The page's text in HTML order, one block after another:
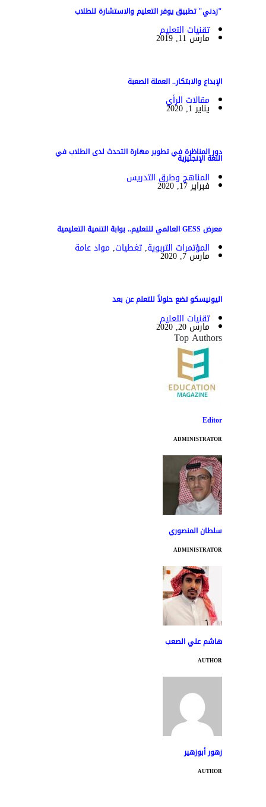
"زدني" تطبيق يوفر التعليم والاستشارة للطلاب
تقنيات التعليم
مارس 11, 2019
الإبداع والابتكار.. العملة الصعبة
مقالات الرأي
يناير 1, 2020
دور المناظرة في تطوير مهارة التحدث لدى الطلاب في
اللغة الإنجليزية
المناهج وطرق التدريس
فبراير 17, 2020
معرض GESS العالمي للتعليم.. بوابة التنمية التعليمية
المؤتمرات التربوية,تغطيات,مواد عامة
مارس 7, 2020
اليونيسكو تضع حلولاً للتعلم عن بعد
تقنيات التعليم
مارس 20, 2020
Top Authors
Editor
ADMINISTRATOR
سلطان المنصوري
ADMINISTRATOR
هاشم علي الصعب
AUTHOR
زهور أبوزهير
AUTHOR